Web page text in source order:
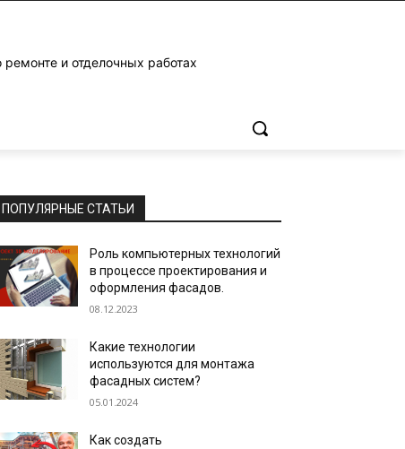
и отделочных работах
ПОПУЛЯРНЫЕ СТАТЬИ
Роль компьютерных технологий
в процессе проектирования и
оформления фасадов.
08.12.2023
Какие технологии
используются для монтажа
фасадных систем?
05.01.2024
Как создать